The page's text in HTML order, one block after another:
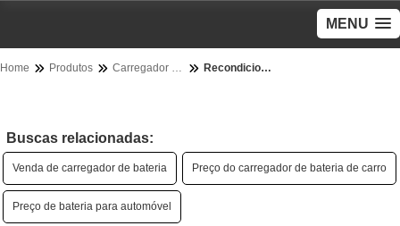
MENU
Home Produtos Carregador de bateria - Categoria Recondicionar bateria
Buscas relacionadas:
Venda de carregador de bateria Preço do carregador de bateria de carro
Preço de bateria para automóvel